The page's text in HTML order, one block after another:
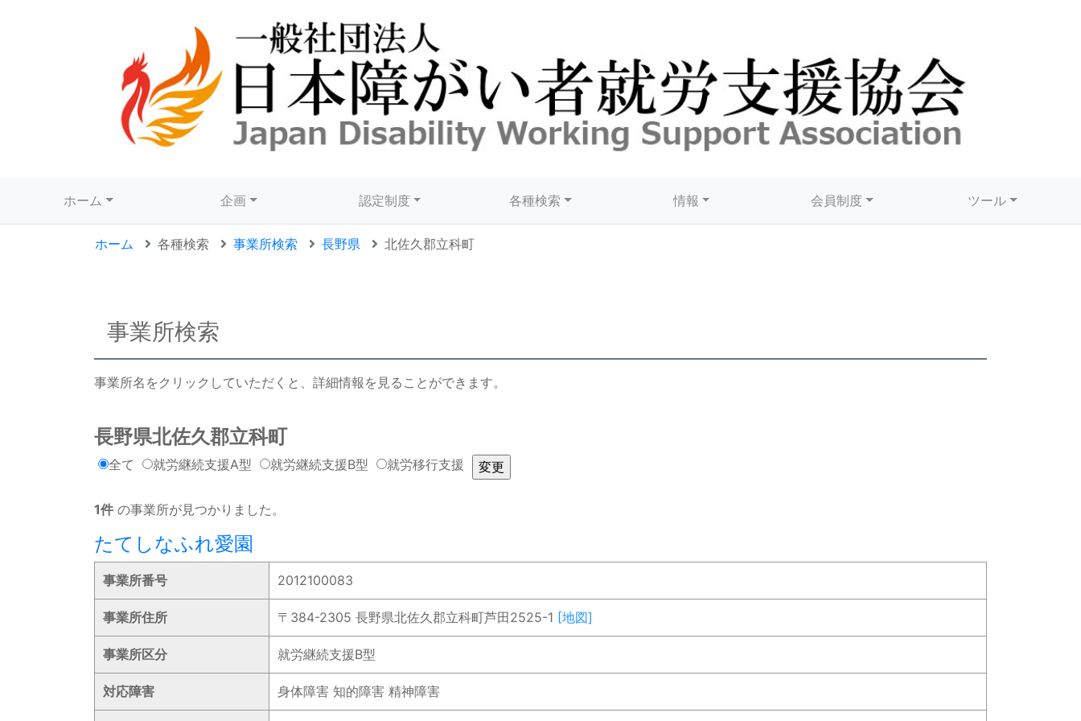
ホーム 企画 認定制度 各種検索 情報 会員制度 ツール
ホーム 各種検索 事業所検索 長野県 北佐久郡立科町
事業所検索
事業所名をクリックしていただくと、詳細情報を見ることができます。
長野県北佐久郡立科町
全て 就労継続支援A型 就労継続支援B型 就労移行支援
1件 の事業所が見つかりました。
たてしなふれ愛園
事業所番号 2012100083
事業所住所 〒384-2305 長野県北佐久郡立科町芦田2525-1 [地図]
事業所区分 就労継続支援B型
対応障害 身体障害 知的障害 精神障害